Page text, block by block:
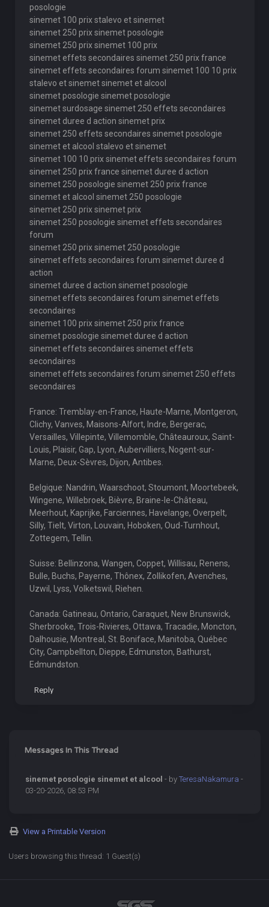
posologie
sinemet 100 prix stalevo et sinemet
sinemet 250 prix sinemet posologie
sinemet 250 prix sinemet 100 prix
sinemet effets secondaires sinemet 250 prix france
sinemet effets secondaires forum sinemet 100 10 prix
stalevo et sinemet sinemet et alcool
sinemet posologie sinemet posologie
sinemet surdosage sinemet 250 effets secondaires
sinemet duree d action sinemet prix
sinemet 250 effets secondaires sinemet posologie
sinemet et alcool stalevo et sinemet
sinemet 100 10 prix sinemet effets secondaires forum
sinemet 250 prix france sinemet duree d action
sinemet 250 posologie sinemet 250 prix france
sinemet et alcool sinemet 250 posologie
sinemet 250 prix sinemet prix
sinemet 250 posologie sinemet effets secondaires
forum
sinemet 250 prix sinemet 250 posologie
sinemet effets secondaires forum sinemet duree d
action
sinemet duree d action sinemet posologie
sinemet effets secondaires forum sinemet effets
secondaires
sinemet 100 prix sinemet 250 prix france
sinemet posologie sinemet duree d action
sinemet effets secondaires sinemet effets
secondaires
sinemet effets secondaires forum sinemet 250 effets
secondaires
France: Tremblay-en-France, Haute-Marne, Montgeron,
Clichy, Vanves, Maisons-Alfort, Indre, Bergerac,
Versailles, Villepinte, Villemomble, Châteauroux, Saint-
Louis, Plaisir, Gap, Lyon, Aubervilliers, Nogent-sur-
Marne, Deux-Sèvres, Dijon, Antibes.
Belgique: Nandrin, Waarschoot, Stoumont, Moortebeek,
Wingene, Willebroek, Bièvre, Braine-le-Château,
Meerhout, Kaprijke, Farciennes, Havelange, Overpelt,
Silly, Tielt, Virton, Louvain, Hoboken, Oud-Turnhout,
Zottegem, Tellin.
Suisse: Bellinzona, Wangen, Coppet, Willisau, Renens,
Bulle, Buchs, Payerne, Thônex, Zollikofen, Avenches,
Uzwil, Lyss, Volketswil, Riehen.
Canada: Gatineau, Ontario, Caraquet, New Brunswick,
Sherbrooke, Trois-Rivieres, Ottawa, Tracadie, Moncton,
Dalhousie, Montreal, St. Boniface, Manitoba, Québec
City, Campbellton, Dieppe, Edmunston, Bathurst,
Edmundston.
Reply
Messages In This Thread
sinemet posologie sinemet et alcool - byTeresaNakamura -
03-20-2026, 08:53 PM
View a Printable Version
Users browsing this thread: 1 Guest(s)